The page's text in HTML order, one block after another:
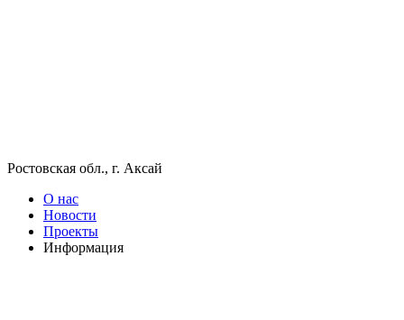
Ростовская обл., г. Аксай
О нас
Новости
Проекты
Информация